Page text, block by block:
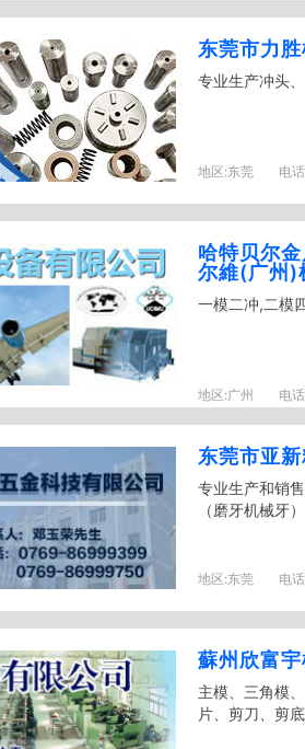
东莞市力
专业生产冲头
地区:东莞 电
哈特贝尔
尔維(广州)
一模二冲,二模
地区:广州 电
东莞市亚
专业生产和销
（磨牙机械牙
地区:东莞 电
蘇州欣富
主模、三角模
片、剪刀、剪